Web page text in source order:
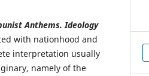
Anthems. Ideology
with nationhood and
interpretation usually
namely of the